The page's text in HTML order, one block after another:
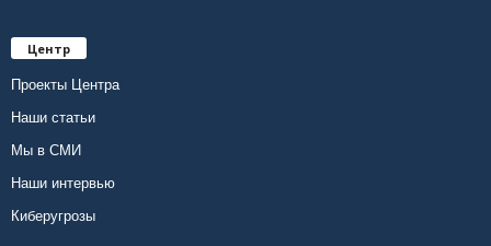
Центр
Проекты Центра
Наши статьи
Мы в СМИ
Наши интервью
Киберугрозы